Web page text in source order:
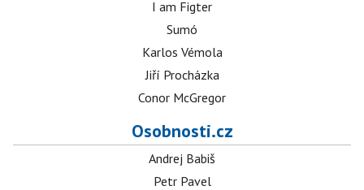
I am Figter
Sumó
Karlos Vémola
Jiří Procházka
Conor McGregor
Osobnosti.cz
Andrej Babiš
Petr Pavel